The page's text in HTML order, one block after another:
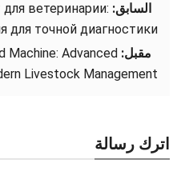
السابق: ветеринарии:
точной диагностики
مقبل:
Machine:Advanced
Livestock Management
اترك رسالة